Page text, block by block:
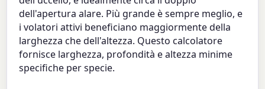
dell'apertura alare. Più grande è sempre meglio, e
i volatori attivi beneficiano maggiormente della
larghezza che dell'altezza. Questo calcolatore
fornisce larghezza, profondità e altezza minime
specifiche per specie.